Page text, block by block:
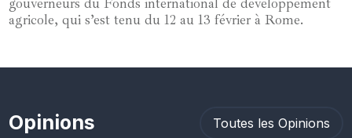
agricole, qui s’est tenu du 12 au 13 février à Rome.
Opinions Toutes les Opinions